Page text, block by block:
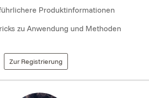
Produktinformationen
zu Anwendung und Methoden
Zur Registrierung